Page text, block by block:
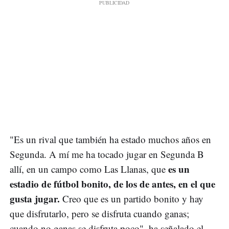
"Es un rival que también ha estado muchos años en
Segunda. A mí me ha tocado jugar en Segunda B
allí, en un campo como Las Llanas, que es un
estadio de fútbol bonito, de los de antes, en el que
gusta jugar. Creo que es un partido bonito y hay
que disfrutarlo, pero se disfruta cuando ganas;